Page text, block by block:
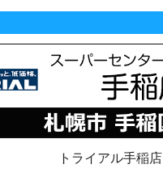
トライアル手稲店